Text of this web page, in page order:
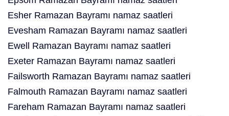
Esher Ramazan Bayramı namaz saatleri
Evesham Ramazan Bayramı namaz saatleri
Ewell Ramazan Bayramı namaz saatleri
Exeter Ramazan Bayramı namaz saatleri
Failsworth Ramazan Bayramı namaz saatleri
Falmouth Ramazan Bayramı namaz saatleri
Fareham Ramazan Bayramı namaz saatleri